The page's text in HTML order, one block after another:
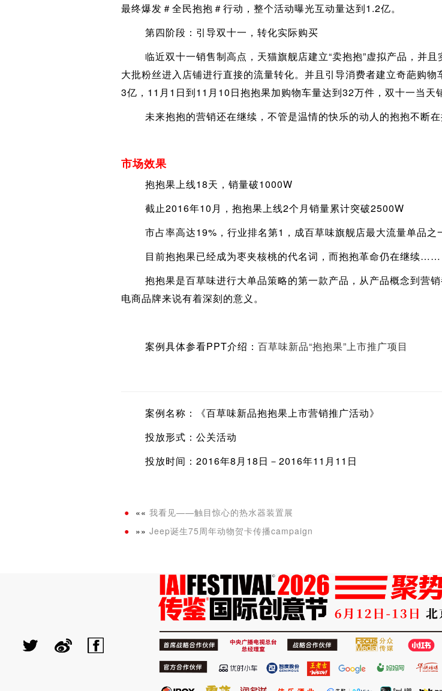
最终爆发＃全民抱抱＃行动，整个活动曝光互动量达到1.2亿。
第四阶段：引导双十一，转化实际购买
临近双十一销售制高点，天猫旗舰店建立“卖抱抱”虚拟产品，并且
大批粉丝进入店铺进行直接的流量转化。并且引导消费者建立奇葩购
3亿，11月1日到11月10日抱抱果加购物车量达到32万件，双十一当天
未来抱抱的营销还在继续，不管是温情的快乐的动人的抱抱不断在
市场效果
抱抱果上线18天，销量破1000W
截止2016年10月，抱抱果上线2个月销量累计突破2500W
市占率高达19%，行业排名第1，成百草味旗舰店最大流量单品之
目前抱抱果已经成为枣夹核桃的代名词，而抱抱革命仍在继续……
抱抱果是百草味进行大单品策略的第一款产品，从产品概念到营销
电商品牌来说有着深刻的意义。
案例具体参看PPT介绍： 百草味新品“抱抱果”上市推广项目
案例名称：《百草味新品抱抱果上市营销推广活动》
投放形式：公关活动
投放时间：2016年8月18日－2016年11月11日
«« 我看见——触目惊心的热水器装置展
»» Jeep诞生75周年动物贺卡传播campaign